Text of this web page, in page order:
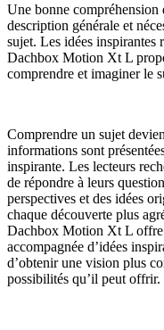
Une bonne compréhension
description générale et
sujet. Les idées inspirantes
Dachbox Motion Xt L
comprendre et imaginer le
Comprendre un sujet
informations sont
inspirante. Les lecteurs
de répondre à leurs
perspectives et des idées
chaque découverte plus
Dachbox Motion Xt L offre
accompagnée d’idées
d’obtenir une vision plus
possibilités qu’il peut offrir.